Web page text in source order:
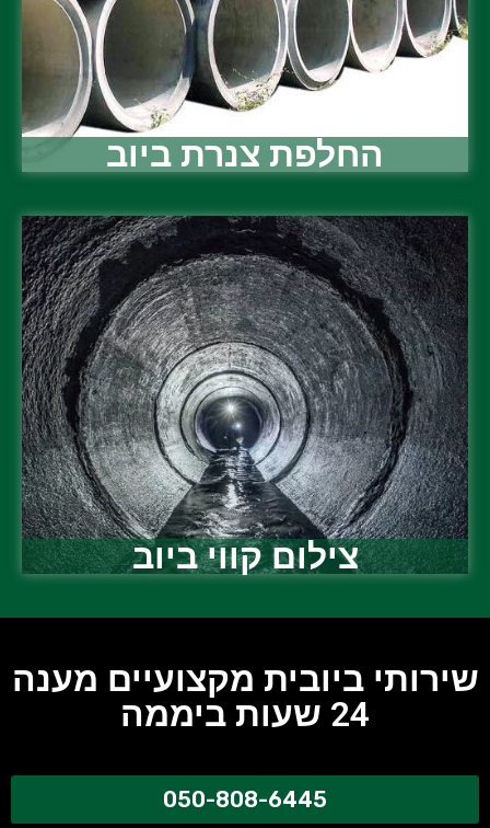
החלפת צנרת ביוב
צילום קווי ביוב
שירותי ביובית מקצועיים מענה
24 שעות ביממה
050-808-6445